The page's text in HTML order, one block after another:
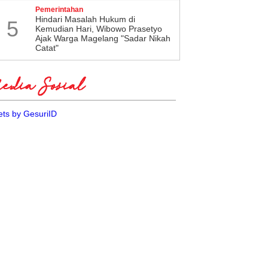
5
Pemerintahan
Hindari Masalah Hukum di
Kemudian Hari, Wibowo Prasetyo
Ajak Warga Magelang "Sadar Nikah
Catat"
Sosial
by GesuriID